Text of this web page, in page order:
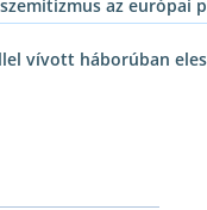
az európai
vívott háborúban